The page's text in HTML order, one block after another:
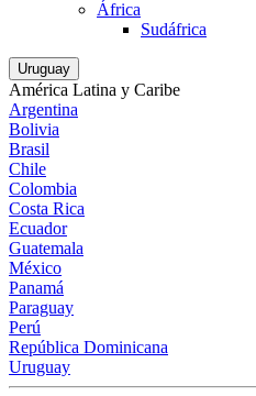
África
Sudáfrica
Uruguay
América Latina y Caribe
Argentina
Bolivia
Brasil
Chile
Colombia
Costa Rica
Ecuador
Guatemala
México
Panamá
Paraguay
Perú
República Dominicana
Uruguay